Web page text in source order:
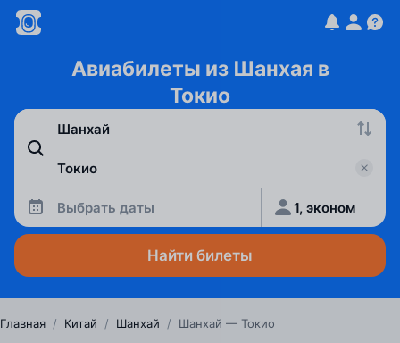
Авиабилеты из Шанхая в
Токио
Выбрать даты 1, эконом
Найти билеты
Главная / Китай / Шанхай / Шанхай — Токио